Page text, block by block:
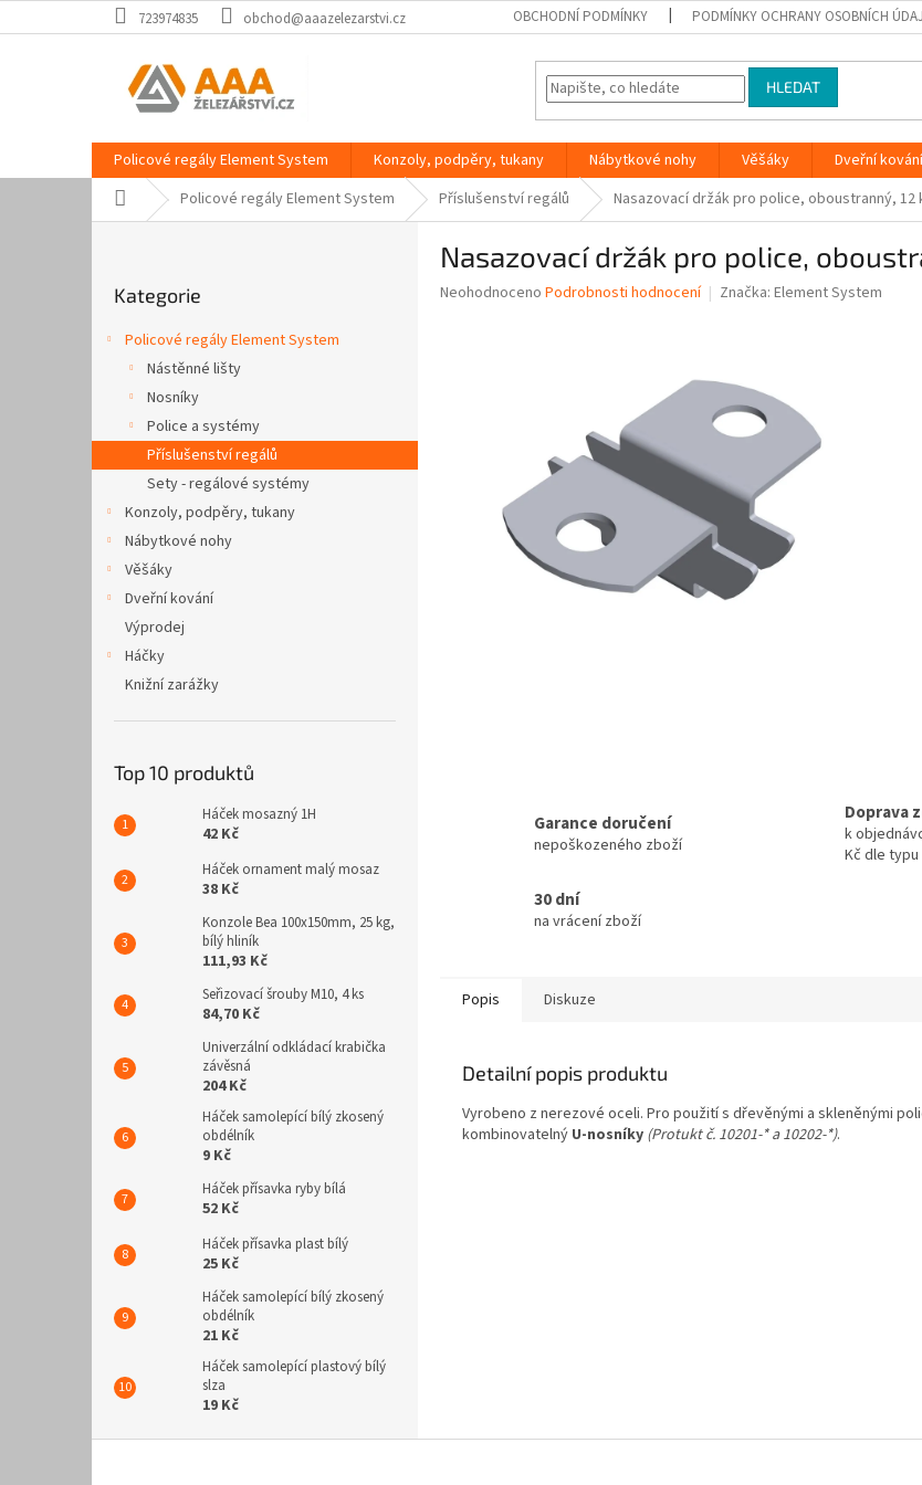
na
723974835 obchod@aaazelezarstvi.cz OBCHODNÍ PODMÍNKY PODMÍNKY OCHRANY OSOBNÍCH
HLEDAT
Policové regály Element System Konzoly, podpěry, tukany Nábytkové nohy Věšáky Dveřní kování
Domů Policové regály Element System Příslušenství regálů Nasazovací držák pro police, oboustranný, 12
a
kategorie
Kategorie
Policové regály Element System
Nástěnné lišty
Nosníky
Police a systémy
Příslušenství regálů
Sety - regálové systémy
Konzoly, podpěry, tukany
Nábytkové nohy
Věšáky
Dveřní kování
Výprodej
Háčky
Knižní zarážky
Top 10 produktů
Háček mosazný 1H
42 Kč
Háček ornament malý mosaz
38 Kč
Konzole Bea 100x150mm, 25 kg,
bílý hliník
111,93 Kč
Seřizovací šrouby M10, 4 ks
84,70 Kč
Univerzální odkládací krabička
závěsná
204 Kč
Háček samolepící bílý zkosený
obdélník
9 Kč
Háček přísavka ryby bílá
52 Kč
Háček přísavka plast bílý
25 Kč
Háček samolepící bílý zkosený
obdélník
21 Kč
Háček samolepící plastový bílý
slza
19 Kč
Nasazovací držák pro police,
Průměrné
Neohodnoceno Podrobnosti hodnocení Značka: Element System
Garance doručení
nepoškozeného zboží
Doprava
k
Kč dle
30 dní
na vrácení zboží
Popis Diskuze
Detailní popis produktu
Vyrobeno z nerezové oceli. Pro použití s dřevěnými a skleněnými
kombinovatelný U-nosníky (Protukt č. 10201-* a 10202-*).